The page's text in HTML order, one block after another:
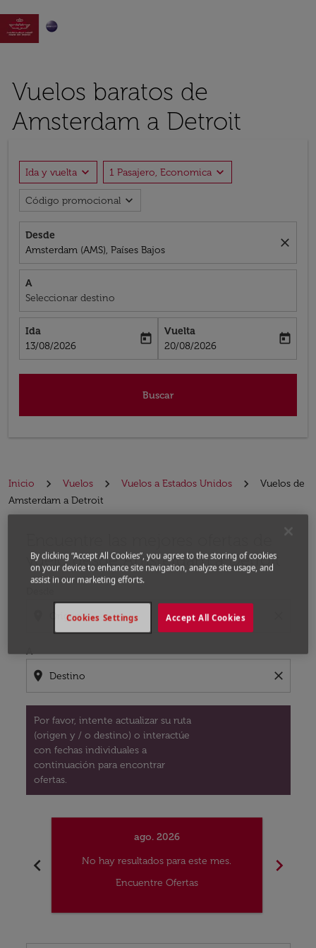

Vuelos baratos de
Amsterdam a Detroit
Ida y vuelta expand_more 1 Pasajero, Economica expand_more
Código promocional expand_more
Desde
Amsterdam (AMS), Países Bajos
close
A
Seleccionar destino
Ida
fc-booking-departure-date-aria-label
13/08/2026
today
Vuelta
fc-booking-return-date-aria-label
20/08/2026
today
Buscar
Inicio Vuelos Vuelos a Estados Unidos
Vuelos de
Amsterdam a Detroit
vuelo desde Amsterdam a Detroit
A
location_on close
Por favor, intente actualizar su ruta
(origen y / o destino) o interactúe
con fechas individuales a
continuación para encontrar
ofertas.
chevron_left
ago. 2026
No hay resultados para este mes.
Encuentre Ofertas
chevron_right
By clicking “Accept All Cookies”, you agree to the storing of cookies
on your device to enhance site navigation, analyze site usage, and
assist in our marketing efforts.
Accept All Cookies
Cookies Settings